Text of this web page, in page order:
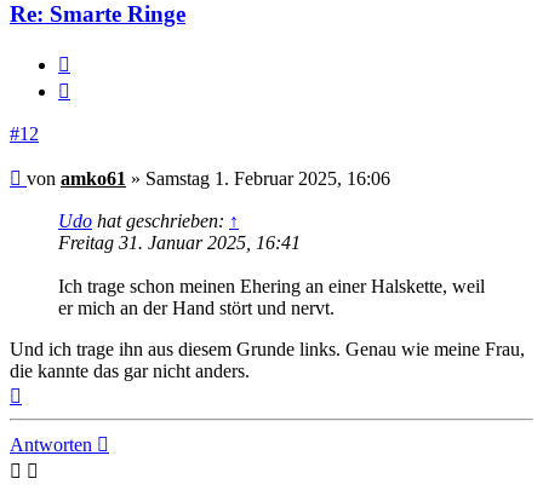
Re: Smarte Ringe
#12
Beitrag
von amko61 » Samstag 1. Februar 2025, 16:06
Udo hat geschrieben: ↑
Freitag 31. Januar 2025, 16:41
Ich trage schon meinen Ehering an einer Halskette, weil
er mich an der Hand stört und nervt.
Und ich trage ihn aus diesem Grunde links. Genau wie meine Frau,
die kannte das gar nicht anders.
Antworten